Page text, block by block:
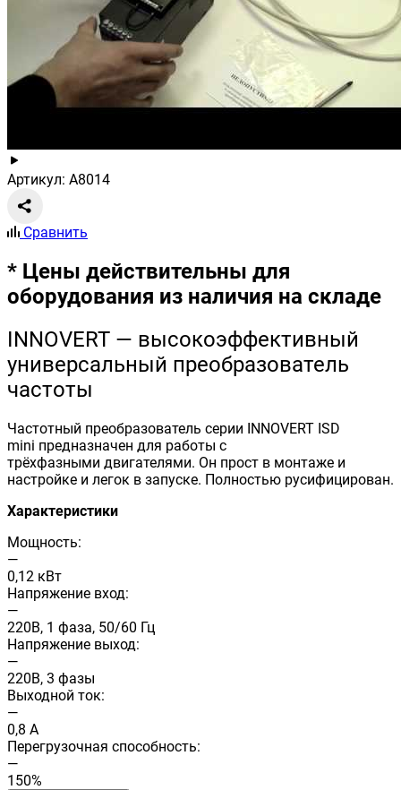
Артикул: A8014
Сравнить
* Цены действительны для
оборудования из наличия на складе
INNOVERT — высокоэффективный
универсальный преобразователь
частоты
Частотный преобразователь серии INNOVERT ISD
mini предназначен для работы с
трёхфазными двигателями. Он прост в монтаже и
настройке и легок в запуске. Полностью русифицирован.
Характеристики
Мощность:
—
0,12 кВт
Напряжение вход:
—
220В, 1 фаза, 50/60 Гц
Напряжение выход:
—
220В, 3 фазы
Выходной ток:
—
0,8 А
Перегрузочная способность:
—
150%